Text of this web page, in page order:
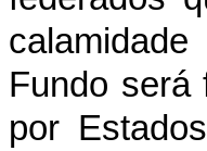
Fundo será
por